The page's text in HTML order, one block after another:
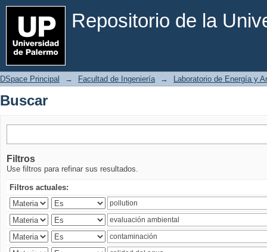
Repositorio de la
Buscar
DSpace Principal → Facultad de Ingeniería → Laboratorio de Energía y
Buscar
Filtros
Use filtros para refinar sus resultados.
Filtros actuales: